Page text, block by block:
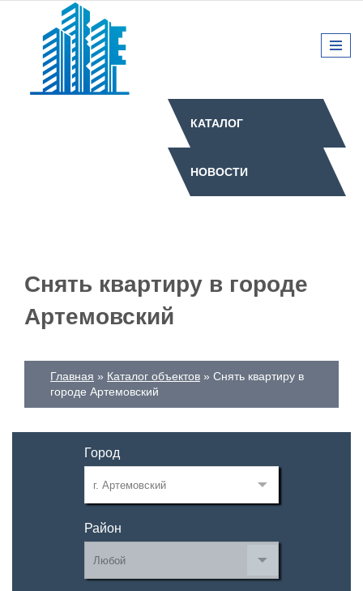
КАТАЛОГ
НОВОСТИ
Снять квартиру в городе
Артемовский
Главная Каталог объектов
Снять квартиру в
городе Артемовский
Город
Район